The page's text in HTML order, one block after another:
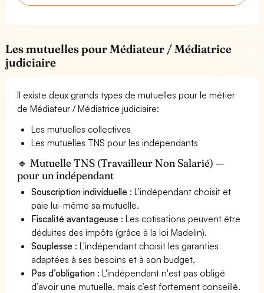
Les mutuelles pour Médiateur / Médiatrice
judiciaire
Il existe deux grands types de mutuelles pour le métier
de Médiateur / Médiatrice judiciaire:
Les mutuelles collectives
Les mutuelles TNS pour les indépendants
🔹 Mutuelle TNS (Travailleur Non Salarié) —
pour un indépendant
Souscription individuelle : L'indépendant choisit et
paie lui-même sa mutuelle.
Fiscalité avantageuse : Les cotisations peuvent être
déduites des impôts (grâce à la loi Madelin).
Souplesse : L'indépendant choisit les garanties
adaptées à ses besoins et à son budget.
Pas d’obligation : L'indépendant n'est pas obligé
d’avoir une mutuelle, mais c’est fortement conseillé.